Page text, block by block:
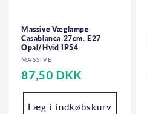
Massive Væglampe
Casablanca 27cm. E27
Opal/Hvid IP54
Forhandler:
MASSIVE
Normalpris
87,50 DKK
Læg i indkøbskurv